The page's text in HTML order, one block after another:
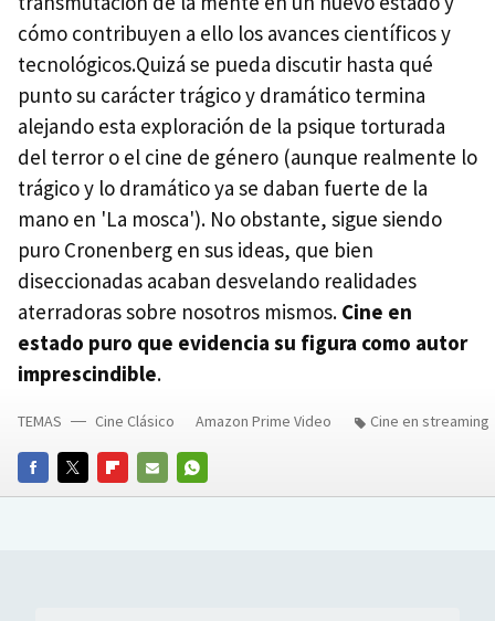
cómo contribuyen a ello los avances científicos y
tecnológicos.Quizá se pueda discutir hasta qué
punto su carácter trágico y dramático termina
alejando esta exploración de la psique torturada
del terror o el cine de género (aunque realmente lo
trágico y lo dramático ya se daban fuerte de la
mano en 'La mosca'). No obstante, sigue siendo
puro Cronenberg en sus ideas, que bien
diseccionadas acaban desvelando realidades
aterradoras sobre nosotros mismos. Cine en
estado puro que evidencia su figura como autor
imprescindible.
FACEBOOKTWITTERFLIPBOARD
E-
WHATSAPP
TEMAS Cine Clásico Amazon Prime Video Cine en streaming